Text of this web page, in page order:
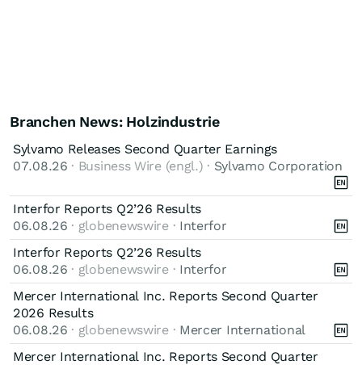
Branchen News: Holzindustrie
Sylvamo Releases Second Quarter Earnings
07.08.26 · Business Wire (engl.) · Sylvamo Corporation
Interfor Reports Q2’26 Results
06.08.26 · globenewswire · Interfor
Interfor Reports Q2’26 Results
06.08.26 · globenewswire · Interfor
Mercer International Inc. Reports Second Quarter
2026 Results
06.08.26 · globenewswire · Mercer International
Mercer International Inc. Reports Second Quarter